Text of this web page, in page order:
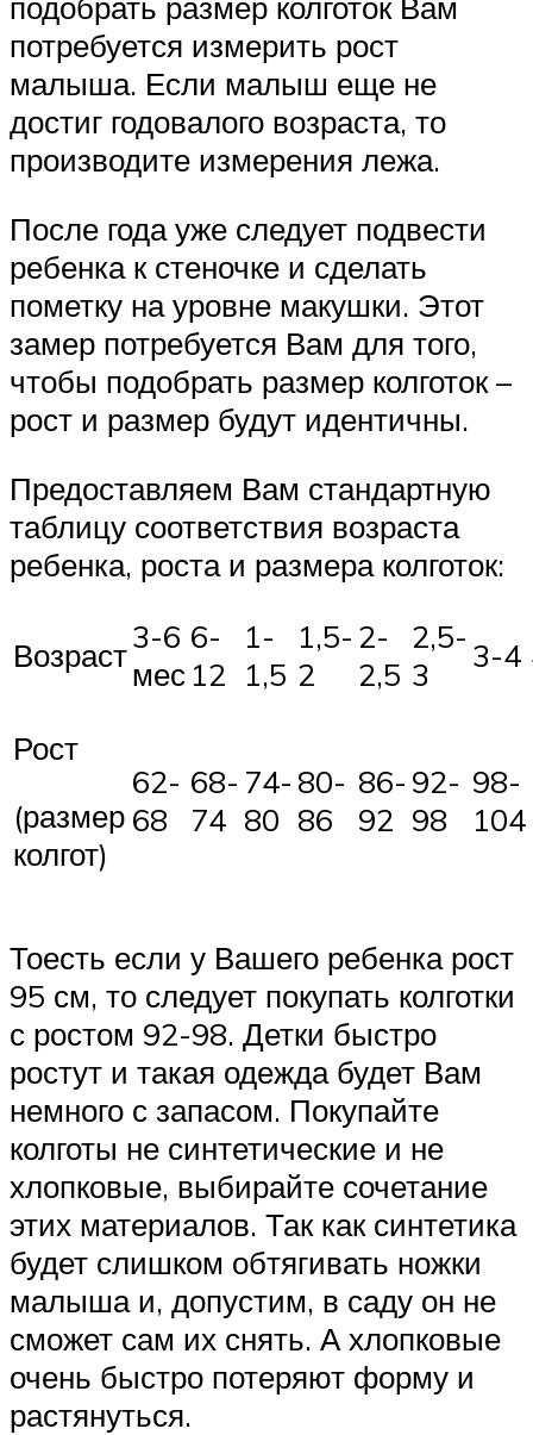
подобрать размер колготок Вам
потребуется измерить рост
малыша. Если малыш еще не
достиг годовалого возраста, то
производите измерения лежа.
После года уже следует подвести
ребенка к стеночке и сделать
пометку на уровне макушки. Этот
замер потребуется Вам для того,
чтобы подобрать размер колготок –
рост и размер будут идентичны.
Предоставляем Вам стандартную
таблицу соответствия возраста
ребенка, роста и размера колготок:
Возраст3-6
мес
6-
12
1-
1,5
1,5-
2
2-
2,5
2,5-
3
3-4
Рост
(размер
колгот)
62-
68
68-
74
74-
80
80-
86
86-
92
92-
98
98-
104
Тоесть если у Вашего ребенка рост
95 см, то следует покупать колготки
с ростом 92-98. Детки быстро
ростут и такая одежда будет Вам
немного с запасом. Покупайте
колготы не синтетические и не
хлопковые, выбирайте сочетание
этих материалов. Так как синтетика
будет слишком обтягивать ножки
малыша и, допустим, в саду он не
сможет сам их снять. А хлопковые
очень быстро потеряют форму и
растянуться.